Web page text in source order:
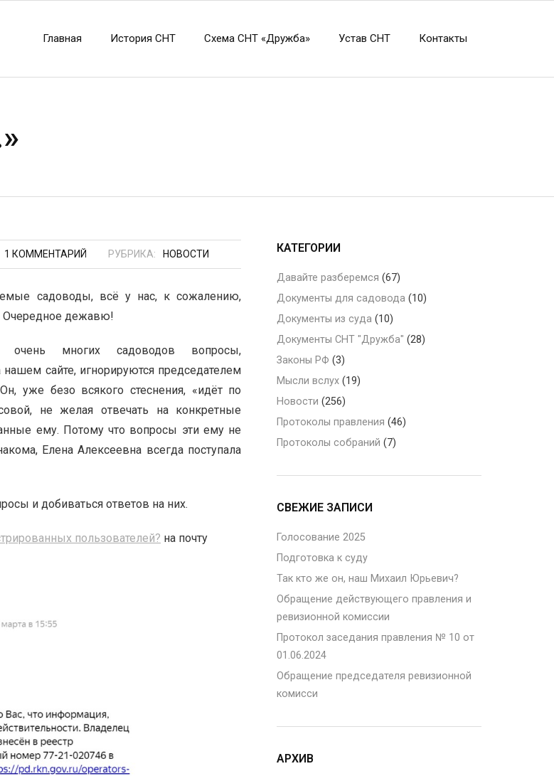
Главная История СНТ Схема СНТ «Дружба» Устав СНТ Контакты
1 КОММЕНТАРИЙ РУБРИКА: НОВОСТИ
садоводы, всё у нас, к сожалению,
Очередное дежавю!
очень многих садоводов вопросы,
сайте, игнорируются председателем
уже безо всякого стеснения, «идёт по
не желая отвечать на конкретные
ему. Потому что вопросы эти ему не
Елена Алексеевна всегда поступала
и добиваться ответов на них.
пользователей? на почту
КАТЕГОРИИ
Давайте разберемся (67)
Документы для садовода (10)
Документы из суда (10)
Документы СНТ "Дружба" (28)
Законы РФ (3)
Мысли вслух (19)
Новости (256)
Протоколы правления (46)
Протоколы собраний (7)
СВЕЖИЕ ЗАПИСИ
Голосование 2025
Подготовка к суду
Так кто же он, наш Михаил Юрьевич?
Обращение действующего правления и
ревизионной комиссии
Протокол заседания правления № 10 от
01.06.2024
Обращение председателя ревизионной
комисси
АРХИВ